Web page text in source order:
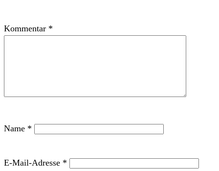
Kommentar *
Name *
E-Mail-Adresse *